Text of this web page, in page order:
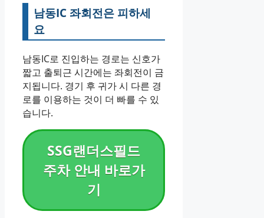
남동IC 좌회전은 피하세
요
남동IC로 진입하는 경로는 신호가
짧고 출퇴근 시간에는 좌회전이 금
지됩니다. 경기 후 귀가 시 다른 경
로를 이용하는 것이 더 빠를 수 있
습니다.
SSG랜더스필드
주차 안내 바로가
기